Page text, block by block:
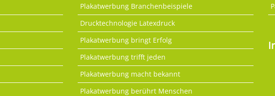
Plakatwerbung Branchenbeispiele
Drucktechnologie Latexdruck
Plakatwerbung bringt Erfolg
Plakatwerbung trifft jeden
Plakatwerbung macht bekannt
Plakatwerbung berührt Menschen